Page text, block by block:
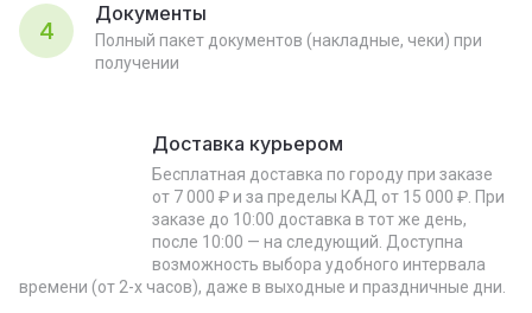
4
Документы
Полный пакет документов (накладные, чеки) при
получении
Доставка курьером
Бесплатная доставка по городу при заказе
от 7 000 ₽ и за пределы КАД от 15 000 ₽. При
заказе до 10:00 доставка в тот же день,
после 10:00 — на следующий. Доступна
возможность выбора удобного интервала
времени (от 2-х часов), даже в выходные и праздничные дни.